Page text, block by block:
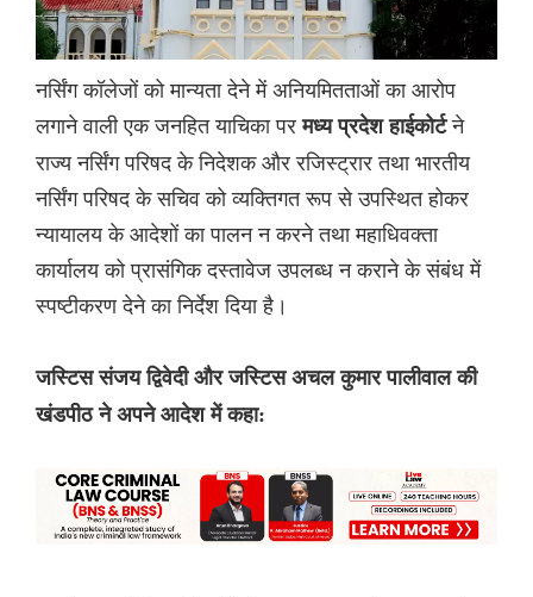
नर्सिंग कॉलेजों को मान्यता देने में अनियमितताओं का आरोप
लगाने वाली एक जनहित याचिका परमध्य प्रदेश हाईकोर्टने
राज्य नर्सिंग परिषद के निदेशक और रजिस्ट्रार तथा भारतीय
नर्सिंग परिषद के सचिव को व्यक्तिगत रूप से उपस्थित होकर
न्यायालय के आदेशों का पालन न करने तथा महाधिवक्ता
कार्यालय को प्रासंगिक दस्तावेज उपलब्ध न कराने के संबंध में
स्पष्टीकरण देने का निर्देश दिया है।
जस्टिस संजय द्विवेदी और जस्टिस अचल कुमार पालीवाल की
खंडपीठ ने अपने आदेश में कहा: